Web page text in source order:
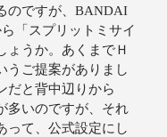
のですが、BANDAI
「スプリットミサイ
ょうか。あくまでＨ
うご提案がありまし
だと背中辺りから
多いのですが、それ
って、公式設定にし